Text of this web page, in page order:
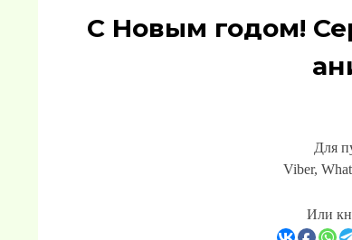
С Новым годом!
Для
Viber,
Или